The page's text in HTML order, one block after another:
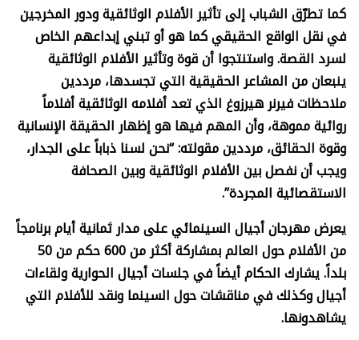
كما تطرّق الشباب إلى تأثير الأفلام الوثائقية ودور المخرجين
في نقل الواقع الحقيقي كما هو أو تبني إبداعهم الخاص
لسرد القصة. واستنتجوا أن قوة وتأثير الأفلام الوثائقية
ينبعان من المشاعر الحقيقية التي تجسدها، مرددين
ملاحظات فيرنر هيرزوغ الذي تعد أفلامه الوثائقية أفلاماً
روائية مموهة، وأن المهم فيها هو إظهار الحقيقة الإنسانية
وقوة الحقائق، مرددين مقولته: “نحن لسنا ذباباً على الجدار،
ويجب أن نفصل بين الأفلام الوثائقية وبين الصحافة
الاستقصائية المجردة”.
يعرض مهرجان أجيال السينمائي على مدار ثمانية أيام برنامجاً
من الأفلام حول العالم بمشاركة أكثر من 600 حكم من 50
بلداً. يشارك الحكام أيضاً في جلسات أجيال الحوارية ولقاءات
أجيال وكذلك في مناقشات حول السينما ونقد للأفلام التي
يشاهدونها.